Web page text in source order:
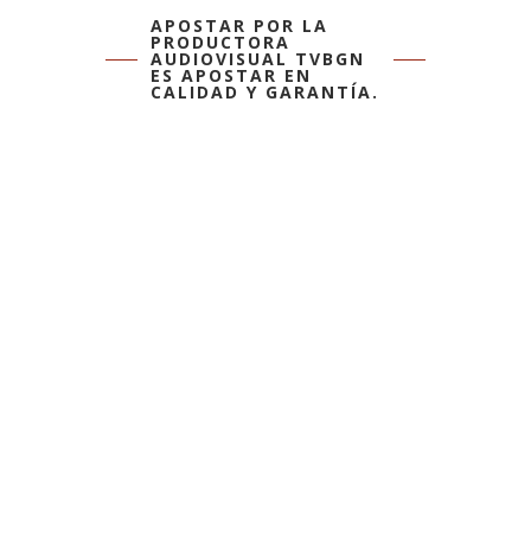
APOSTAR POR LA
PRODUCTORA
AUDIOVISUAL TVBGN
ES APOSTAR EN
CALIDAD Y GARANTÍA.